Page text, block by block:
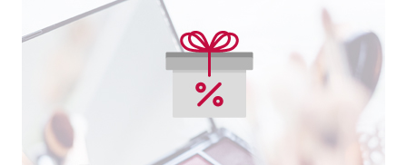
LOTION 125 ML
Pvr 29.50€
-21%
desde
23.45€